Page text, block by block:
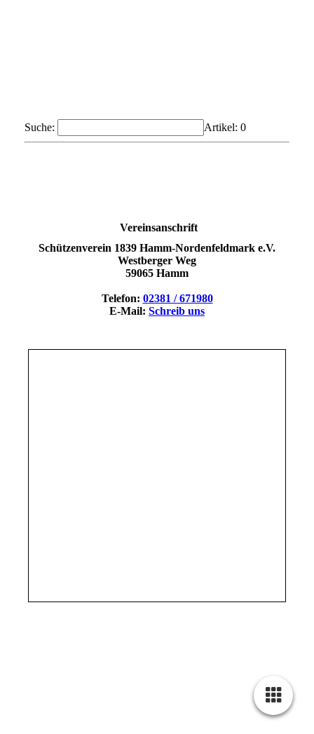
Suche: Artikel: 0
Vereinsanschrift
Schützenverein 1839 Hamm-Nordenfeldmark e.V.
Westberger Weg
59065 Hamm
Telefon: 02381 / 671980
E-Mail: Schreib uns